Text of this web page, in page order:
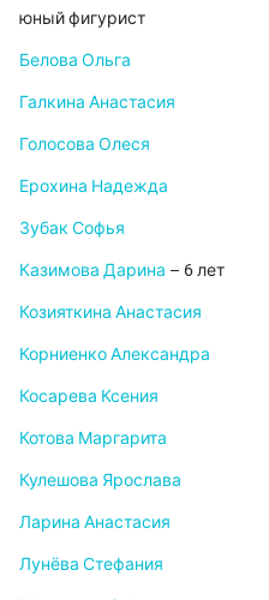
юный фигурист
Белова Ольга
Галкина Анастасия
Голосова Олеся
Ерохина Надежда
Зубак Софья
Казимова Дарина – 6 лет
Козияткина Анастасия
Корниенко Александра
Косарева Ксения
Котова Маргарита
Кулешова Ярослава
Ларина Анастасия
Лунёва Стефания